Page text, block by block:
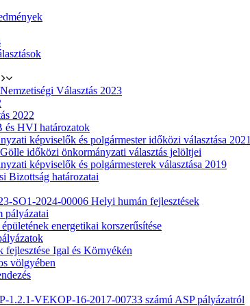
Választás 2023
2022
és HVI határozatok
képviselők és polgármester időközi választása 2021
időközi önkormányzati választás jelöltjei
képviselők és polgármesterek választása 2019
Bizottság határozatai
SO1-2024-00006 Helyi humán fejlesztések
pályázatai
energetikai korszerűsítése
fejlesztése Igal és Környékén
völgyében
1.2.1-VEKOP-16-2017-00733 számú ASP pályázatról